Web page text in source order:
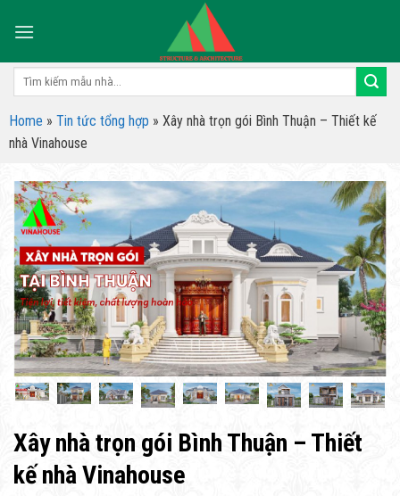
Tìm
Home » Tin tức tổng hợp » Xây nhà trọn gói Bình Thuận – Thiết kế
nhà Vinahouse
Xây nhà trọn gói Bình Thuận – Thiết
kế nhà Vinahouse